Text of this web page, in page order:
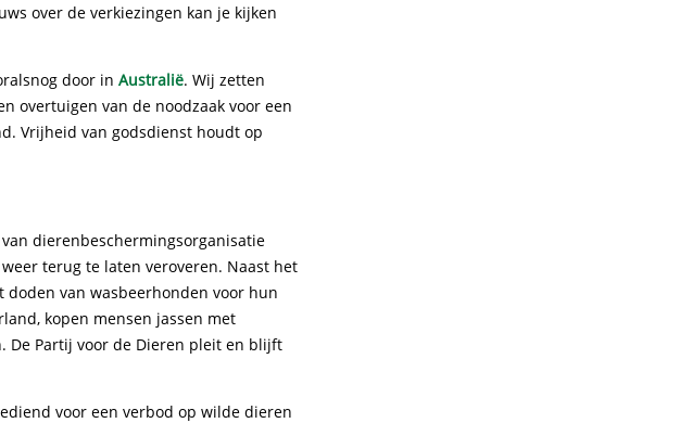
over de verkiezingen kan je kijken
door in Australië. Wij zetten
overtuigen van de noodzaak voor een
Vrijheid van godsdienst houdt op
van dierenbeschermingsorganisatie
terug te laten veroveren. Naast het
van wasbeerhonden voor hun
kopen mensen jassen met
De Partij voor de Dieren pleit en blijft
voor een verbod op wilde dieren